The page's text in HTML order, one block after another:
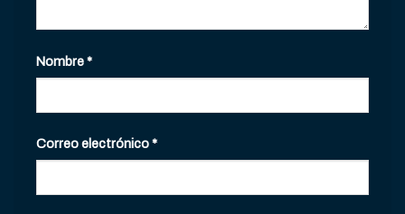
Nombre*
Correo electrónico*